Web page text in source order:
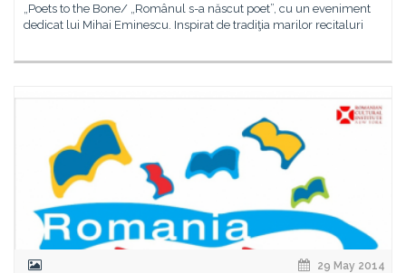
„Poets to the Bone/ „Românul s-a născut poet”, cu un eveniment
dedicat lui Mihai Eminescu. Inspirat de tradiţia marilor recitaluri
29 May 2014